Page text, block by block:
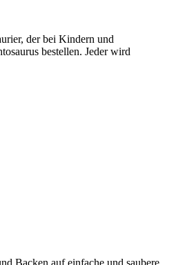
der bei Kindern und
bestellen. Jeder wird
Backen auf einfache und saubere